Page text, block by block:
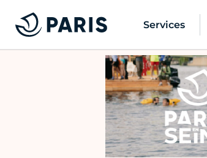
Services